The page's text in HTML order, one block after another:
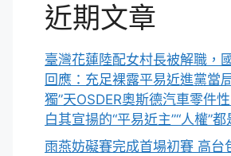
近期文章
臺灣花蓮陸配女村長被解職，
回應：充足裸露平易近進黨當
獨”天OSDER奧斯德汽車零件
白其宣揚的“平易近主”“人權”
雨燕妨礙賽完成首場初賽 高台